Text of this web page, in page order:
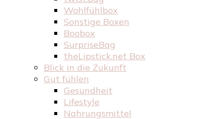
Wohlfühlbox
Sonstige Boxen
Boobox
SurpriseBag
theLipstick.net Box
Blick in die Zukunft
Gut fühlen
Gesundheit
Lifestyle
Nahrungsmittel